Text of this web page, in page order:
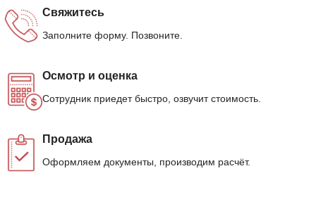
Свяжитесь
Заполните форму. Позвоните.
Осмотр и оценка
Сотрудник приедет быстро, озвучит стоимость.
Продажа
Оформляем документы, производим расчёт.